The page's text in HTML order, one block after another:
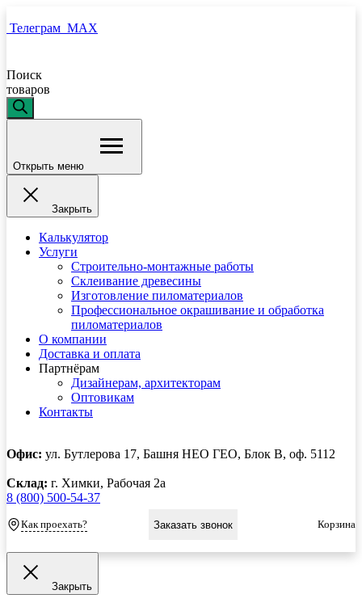
Телеграм MAX
Поиск
товаров
Открыть меню
Закрыть
Калькулятор
Услуги
Строительно-монтажные работы
Склеивание древесины
Изготовление пиломатериалов
Профессиональное окрашивание и обработка
пиломатериалов
О компании
Доставка и оплата
Партнёрам
Дизайнерам, архитекторам
Оптовикам
Контакты
Офис: ул. Бутлерова 17, Башня НЕО ГЕО, Блок В, оф. 5112
Склад: г. Химки, Рабочая 2а
8 (800) 500-54-37
Как проехать? Заказать звонок Корзина
Закрыть